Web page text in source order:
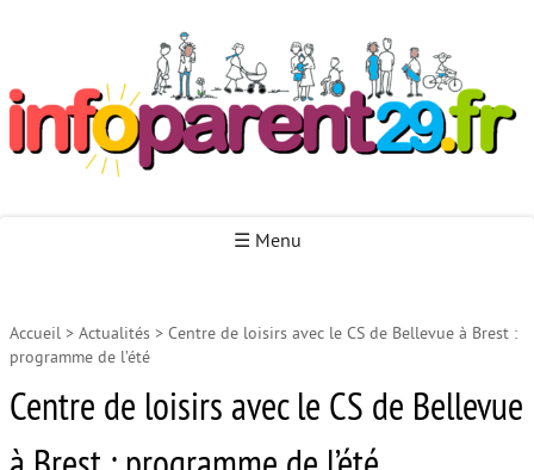
☰ Menu
Accueil
Accueil > Actualités > Centre de loisirs avec le CS de Bellevue à Brest :
programme de l’été
Centre de loisirs avec le CS de Bellevue